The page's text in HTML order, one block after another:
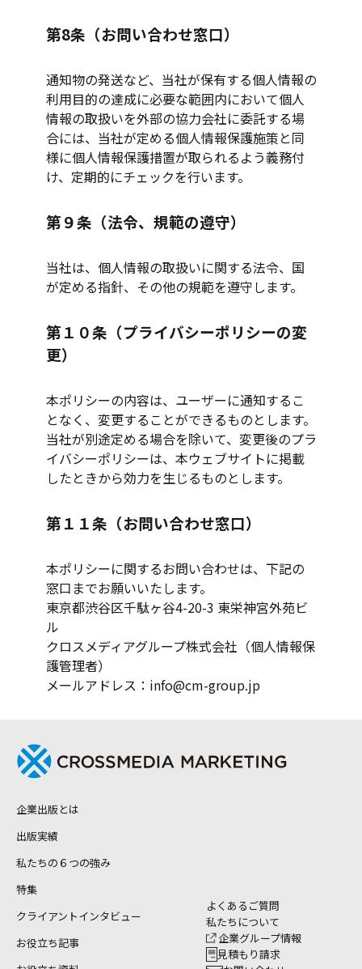
第8条（お問い合わせ窓口）
通知物の発送など、当社が保有する個人情報の
利用目的の達成に必要な範囲内において個人
情報の取扱いを外部の協力会社に委託する場
合には、当社が定める個人情報保護施策と同
様に個人情報保護措置が取られるよう義務付
け、定期的にチェックを行います。
第９条（法令、規範の遵守）
当社は、個人情報の取扱いに関する法令、国
が定める指針、その他の規範を遵守します。
第１０条（プライバシーポリシーの変
更）
本ポリシーの内容は、ユーザーに通知するこ
となく、変更することができるものとします。
当社が別途定める場合を除いて、変更後のプラ
イバシーポリシーは、本ウェブサイトに掲載
したときから効力を生じるものとします。
第１１条（お問い合わせ窓口）
本ポリシーに関するお問い合わせは、下記の
窓口までお願いいたします。
東京都渋谷区千駄ヶ谷4-20-3 東栄神宮外苑ビ
ル
クロスメディアグループ株式会社（個人情報保
護管理者）
メールアドレス： info@cm-group.jp
企業出版とは
出版実績
私たちの６つの強み
特集
クライアントインタビュー
お役立ち記事
よくあるご質問
私たちについて
企業グループ情報
見積もり請求